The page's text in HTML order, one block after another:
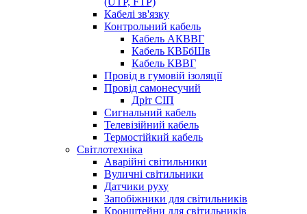
Кабелі зв'язку
Контрольний кабель
Кабель АКВВГ
Кабель КВБбШв
Кабель КВВГ
Провід в гумовій ізоляції
Провід самонесучий
Дріт СІП
Сигнальний кабель
Телевізійний кабель
Термостійкий кабель
Світлотехніка
Аварійні світильники
Вуличні світильники
Датчики руху
Запобіжники для світильників
Кронштейни для світильників